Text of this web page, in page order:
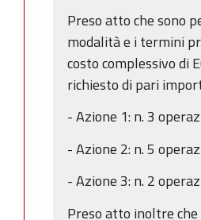
Preso atto che sono
modalità e i termini
costo complessivo di
richiesto di pari
- Azione 1: n. 3
- Azione 2: n. 5
- Azione 3: n. 2
Preso atto inoltre